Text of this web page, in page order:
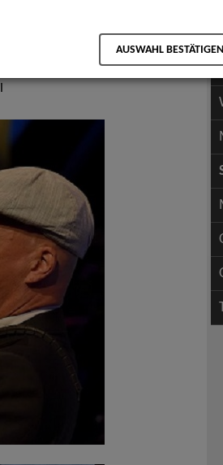
AUSWAHL BESTÄTIGEN